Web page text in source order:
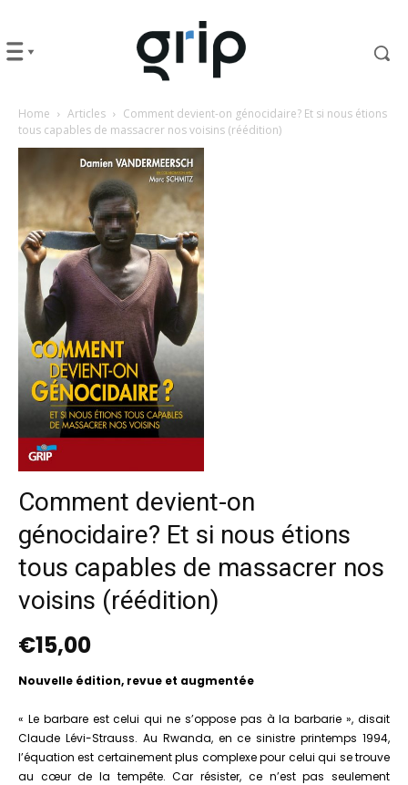
Home Articles
Comment devient-on génocidaire? Et si nous étions
tous capables de massacrer nos voisins (réédition)
Comment devient-on
génocidaire? Et si nous étions
tous capables de massacrer nos
voisins (réédition)
€15,00
Nouvelle édition, revue et augmentée
« Le barbare est celui qui ne s’oppose pas à la barbarie », disait
Claude Lévi-Strauss. Au Rwanda, en ce sinistre printemps 1994,
l’équation est certainement plus complexe pour celui qui se trouve
au cœur de la tempête. Car résister, ce n’est pas seulement